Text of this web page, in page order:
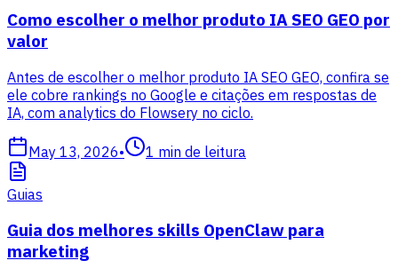
Como escolher o melhor produto IA SEO GEO por
valor
Antes de escolher o melhor produto IA SEO GEO, confira se
ele cobre rankings no Google e citações em respostas de
IA, com analytics do Flowsery no ciclo.
May 13, 2026• 1 min de leitura
Guias
Guia dos melhores skills OpenClaw para
marketing